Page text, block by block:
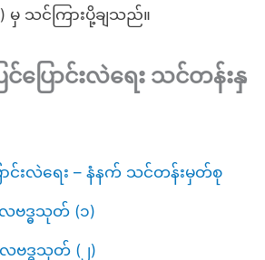
မှ သင်ကြားပို့ချသည်။
ပြောင်းလဲရေး သင်တန်းနှ
ာင်းလဲရေး – နံနက် သင်တန်းမှတ်စု
လဗဒ္ဓသုတ် (၁)
လဗဒ္ဓသုတ် (၂)